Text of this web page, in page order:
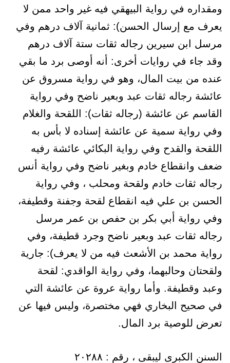
ومقداره في رواية البيهقي فيه غير واحد ممن لا
يعرف مع إرسال الحسن): ثمانية آلاف درهم وفي
مرسل ابن سيرين رجاله ثقات ستة آلاف درهم
وقد جاء في روايات أخرى: أنه أوصى برد ما بقي
عنده من بيت المال، وهو في رواية مسروق عن
عائشة رجاله ثقات عبد وبعير ناضح وفي رواية
القاسم عن عائشة (رجاله ثقات): اللقحة والغلام
وفي رواية سمية عن عائشة إسناده لا بأس به
اللقحة والقدح وفي رواية البكائي عائشة رفيه
ضعف وانقطاع خادم وبغير ناضح وفي رواية أنس
رجاله ثقات خادم ولقحة ومحلب ، وفي رواية
الحسن بن علي فيه انقطاع لقحة وجفنة وقطيفة،
وفي رواية أبي بكر بن حفص بن عمر مرسل
رجاله ثقات عبد وبعير ناضح وجرد قطيفة، وفي
رواية محمد بن الأشعث فيه من لا يعرف): جارية
ولقحتان وحالبهما، وفي رواية الواقدي: لقحة
وعبد وقطيفة. وأما رواية عروة عن عائشة التي
في صحيح البخاري فهي مختصرة، وليس فيها عن
تعرض للوصية برد المال.
السنن الکبری لیبقی ، رقم : ۲۰۲۸۸